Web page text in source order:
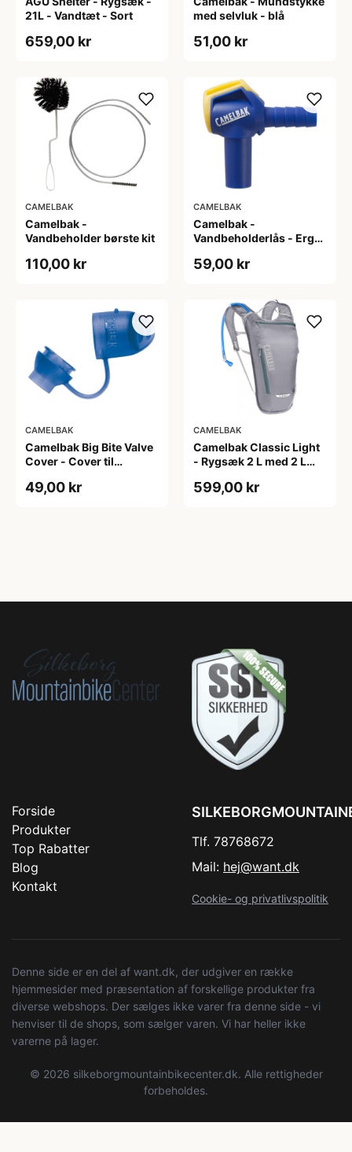
21L - Vandtæt - Sort
659,00 kr
med selvluk - blå
51,00 kr
CAMELBAK
Camelbak -
Vandbeholder børste kit
110,00 kr
CAMELBAK
Camelbak -
Vandbeholderlås - Ergo
59,00 kr
CAMELBAK
Camelbak Big Bite Valve
Cover - Cover til
49,00 kr
CAMELBAK
Camelbak Classic Light
- Rygsæk 2 L med 2 L
Gunmetal/Hydro
599,00 kr
Forside
Produkter
Top Rabatter
Blog
Kontakt
Tlf. 78768672
Mail: hej@want.dk
Cookie- og privatlivspolitik
Denne side er en del af want.dk, der udgiver en række
hjemmesider med præsentation af forskellige produkter fra
diverse webshops. Der sælges ikke varer fra denne side - vi
henviser til de shops, som sælger varen. Vi har heller ikke
varerne på lager.
© 2026 silkeborgmountainbikecenter.dk. Alle rettigheder
forbeholdes.